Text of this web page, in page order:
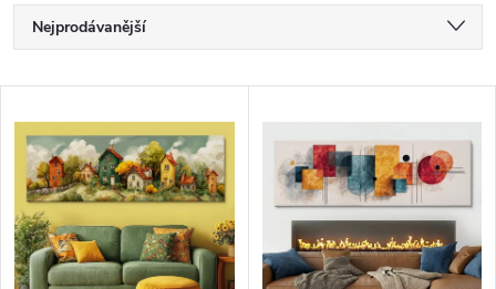
Ř
a
z
e
n
Nejprodávanější
Abecedně
V
ý
p